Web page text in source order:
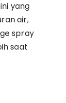
yang
air,
spray
saat